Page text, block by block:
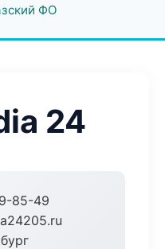
ФО
24
85-49